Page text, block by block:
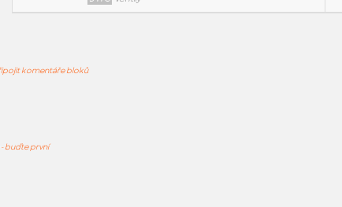
komentáře bloků
buďte první